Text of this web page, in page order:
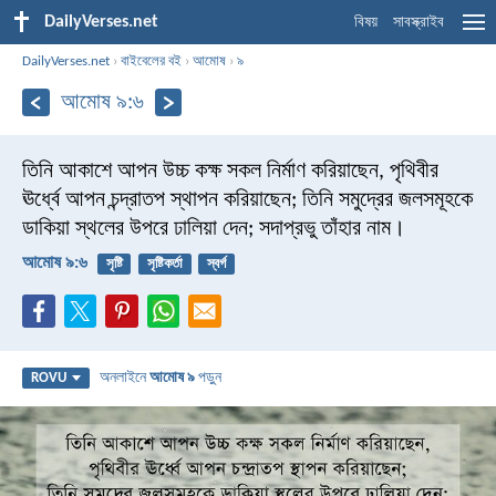
DailyVerses.net বিষয় সাবস্ক্রাইব
DailyVerses.net ›বাইবেলের বই ›আমোষ ›৯
আমোষ ৯:৬
তিনি আকাশে আপন উচ্চ কক্ষ সকল নির্মাণ করিয়াছেন, পৃথিবীর
ঊর্ধ্বে আপন চন্দ্রাতপ স্থাপন করিয়াছেন; তিনি সমুদ্রের জলসমূহকে
ডাকিয়া স্থলের উপরে ঢালিয়া দেন; সদাপ্রভু তাঁহার নাম।
আমোষ ৯:৬ সৃষ্টি সৃষ্টিকর্তা স্বর্গ
ROVU অনলাইনেআমোষ ৯ পড়ুন